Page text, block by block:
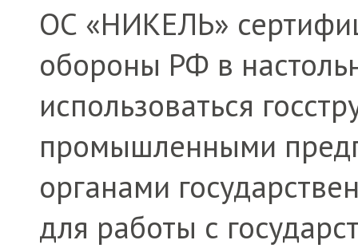
ОС «НИКЕЛЬ»
обороны РФ в
использоваться
промышленными
органами
для работы с